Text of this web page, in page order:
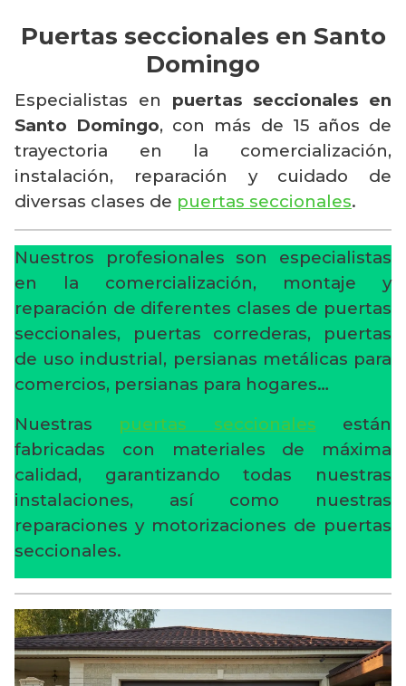
Puertas seccionales en Santo
Domingo
Especialistas en puertas seccionales en
Santo Domingo, con más de 15 años de
trayectoria en la comercialización,
instalación, reparación y cuidado de
diversas clases de puertas seccionales.
Nuestros profesionales son especialistas
en la comercialización, montaje y
reparación de diferentes clases de puertas
seccionales, puertas correderas, puertas
de uso industrial, persianas metálicas para
comercios, persianas para hogares…
Nuestras puertas seccionales están
fabricadas con materiales de máxima
calidad, garantizando todas nuestras
instalaciones, así como nuestras
reparaciones y motorizaciones de puertas
seccionales.